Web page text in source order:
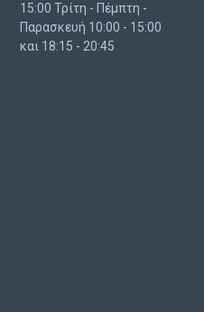
15:00 Τρίτη - Πέμπτη -
Παρασκευή 10:00 - 15:00
και 18:15 - 20:45